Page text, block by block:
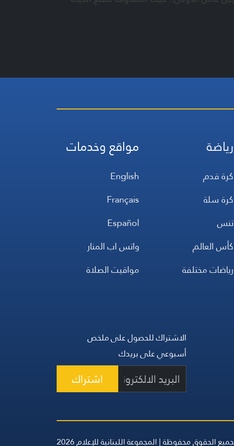
رياضة
كرة قدم
كرة سلة
تنس
كأس العالم
رياضات مختلفة
مواقع وخدمات
English
Français
Español
واتس اب المنار
مواقيت الصلاة
الاشتراك للحصول على ملخص
أسبوعي على بريدك
اشتراك
جميع الحقوق محفوظة | المجموعة اللبنانية للإعلام 2026